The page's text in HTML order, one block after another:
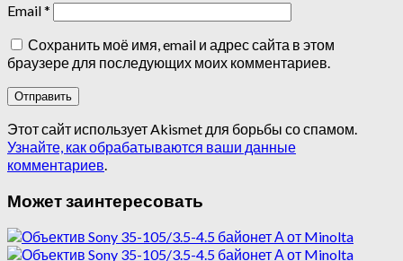
Email*
Сохранить моё имя, email и адрес сайта в этом
браузере для последующих моих комментариев.
Этот сайт использует Akismet для борьбы со спамом.
Узнайте, как обрабатываются ваши данные
комментариев
Может заинтересовать